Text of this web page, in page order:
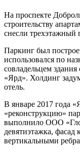
На проспекте
строительству
снесли трехэтажный
Паркинг был
использовался по
совладельцем
«Ярд». Холдинг
отель.
В январе 2017 года
«реконструкцию»
выполнило ООО
девятиэтажка,
вертикальными